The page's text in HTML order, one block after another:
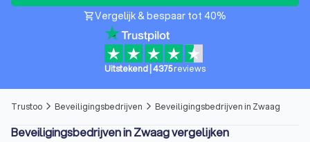
shopping_cartVergelijk & bespaar tot 40%
Uitstekend 4375reviews
Trustoo arrow_forward_ios Beveiligingsbedrijven arrow_forward_ios Beveiligingsbedrijven in Zwaag
Beveiligingsbedrijven in Zwaag vergelijken